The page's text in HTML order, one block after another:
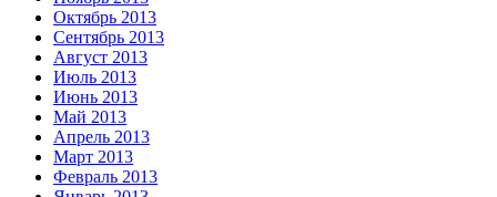
Октябрь 2013
Сентябрь 2013
Август 2013
Июль 2013
Июнь 2013
Май 2013
Апрель 2013
Март 2013
Февраль 2013